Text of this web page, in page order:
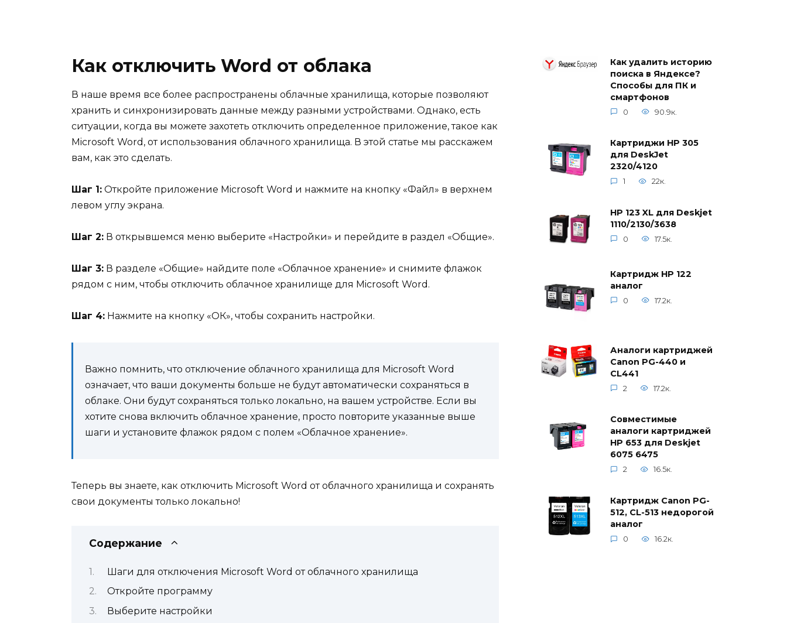
Как отключить Word от облака
В наше время все более распространены облачные хранилища, которые позволяют
хранить и синхронизировать данные между разными устройствами. Однако, есть
ситуации, когда вы можете захотеть отключить определенное приложение, такое как
Microsoft Word, от использования облачного хранилища. В этой статье мы расскажем
вам, как это сделать.
Шаг 1: Откройте приложение Microsoft Word и нажмите на кнопку «Файл» в верхнем
левом углу экрана.
Шаг 2: В открывшемся меню выберите «Настройки» и перейдите в раздел «Общие».
Шаг 3: В разделе «Общие» найдите поле «Облачное хранение» и снимите флажок
рядом с ним, чтобы отключить облачное хранилище для Microsoft Word.
Шаг 4: Нажмите на кнопку «ОК», чтобы сохранить настройки.
Важно помнить, что отключение облачного хранилища для Microsoft Word
означает, что ваши документы больше не будут автоматически сохраняться в
облаке. Они будут сохраняться только локально, на вашем устройстве. Если вы
хотите снова включить облачное хранение, просто повторите указанные выше
шаги и установите флажок рядом с полем «Облачное хранение».
Теперь вы знаете, как отключить Microsoft Word от облачного хранилища и сохранять
свои документы только локально!
Содержание
Шаги для отключения Microsoft Word от облачного хранилища
Откройте программу
Выберите настройки
Как удалить историю
поиска в Яндексе?
Способы для ПК и
смартфонов
0 90.9к.
Картриджи HP 305
для DeskJet
2320/4120
1 22к.
HP 123 XL для Deskjet
1110/2130/3638
0 17.5к.
Картридж HP 122
аналог
0 17.2к.
Аналоги картриджей
Canon PG-440 и
CL441
2 17.2к.
Совместимые
аналоги картриджей
HP 653 для Deskjet
6075 6475
2 16.5к.
Картридж Canon PG-
512, CL-513 недорогой
аналог
0 16.2к.